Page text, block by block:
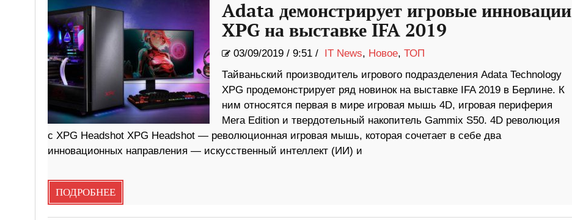
Adata демонстрирует игровые инновации
XPG на выставке IFA 2019
03/09/2019/ 9:51 / IT News, Новое, ТОП
Тайваньский производитель игрового подразделения Adata Technology
XPG продемонстрирует ряд новинок на выставке IFA 2019 в Берлине. К
ним относятся первая в мире игровая мышь 4D, игровая периферия
Mera Edition и твердотельный накопитель Gammix S50. 4D революция
с XPG Headshot XPG Headshot — революционная игровая мышь, которая сочетает в себе два
инновационных направления — искусственный интеллект (ИИ) и
ПОДРОБНЕЕ